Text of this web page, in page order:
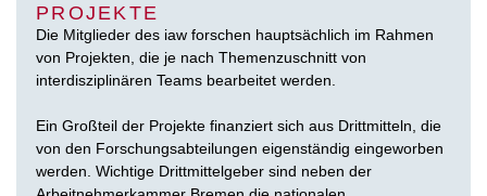
PROJEKTE
Die Mitglieder des iaw forschen hauptsächlich im Rahmen
von Projekten, die je nach Themenzuschnitt von
interdisziplinären Teams bearbeitet werden.
Ein Großteil der Projekte finanziert sich aus Drittmitteln, die
von den Forschungsabteilungen eigenständig eingeworben
werden. Wichtige Drittmittelgeber sind neben der